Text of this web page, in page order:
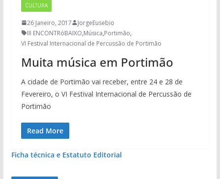
CULTURA
26 Janeiro, 2017
JorgeEusebio
III ENCONTRóBAIXO,Música,Portimão,
VI Festival Internacional de Percussão de Portimão
Muita música em Portimão
A cidade de Portimão vai receber, entre 24 e 28 de
Fevereiro, o VI Festival Internacional de Percussão de
Portimão
Read More
Ficha técnica e Estatuto Editorial